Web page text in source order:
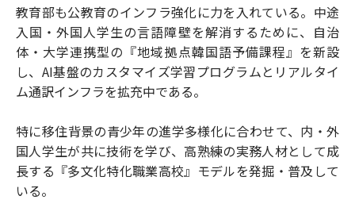
教育部も公教育のインフラ強化に力を入れている。中途
入国・外国人学生の言語障壁を解消するために、自治
体・大学連携型の『地域拠点韓国語予備課程』を新設
し、AI基盤のカスタマイズ学習プログラムとリアルタイ
ム通訳インフラを拡充中である。
特に移住背景の青少年の進学多様化に合わせて、内・外
国人学生が共に技術を学び、高熟練の実務人材として成
長する『多文化特化職業高校』モデルを発掘・普及して
いる。